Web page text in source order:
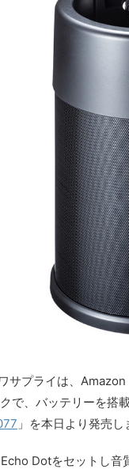
サプライは、
で、バッテリーを搭
」を本日より発売し
Dotをセットし